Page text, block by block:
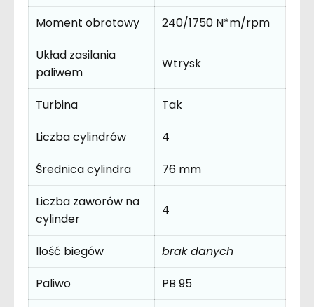
Moment obrotowy
240/1750 N*m/rpm
Układ zasilania
paliwem
Wtrysk
Turbina
Tak
Liczba cylindrów
4
Średnica cylindra
76 mm
Liczba zaworów na
cylinder
4
Ilość biegów
brak danych
Paliwo
PB 95